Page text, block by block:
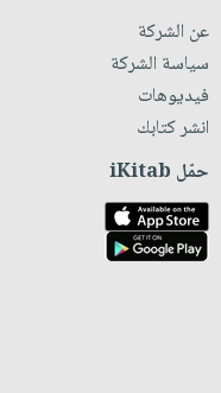
عن الشركة
سياسة الشركة
فيديوهات
انشر كتابك
حمّل iKitab